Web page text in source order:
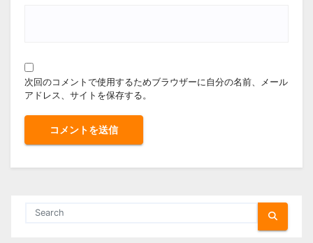
次回のコメントで使用するためブラウザーに自分の名前、メール
アドレス、サイトを保存する。